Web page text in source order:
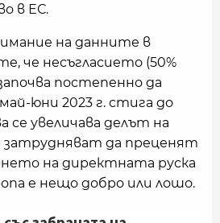
в ЕС.
на данните в
че несъгласието (50%
постепенно да
юни 2023 г. стига до
се увеличава делът на
затрудняват да преценят
на директната руска
е нещо добро или лошо.